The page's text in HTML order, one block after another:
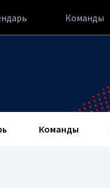
Команды
Команды